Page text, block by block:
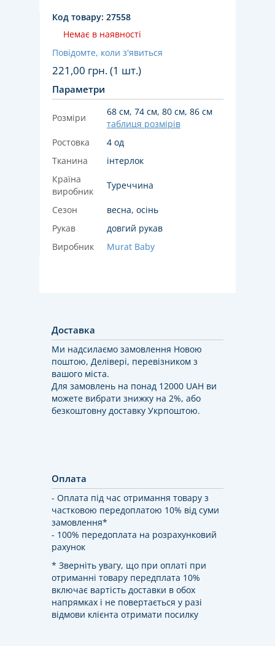
Код товару: 27558
Немає в наявності
Повідомте, коли з'явиться
221,00 грн. (1 шт.)
Параметри
Розміри
68 см, 74 см, 80 см, 86 см
таблиця розмірів
Ростовка
4 од
Тканина
інтерлок
Країна
виробник
Туреччина
Сезон
весна, осінь
Рукав
довгий рукав
Виробник
Murat Baby
Доставка
Ми надсилаємо замовлення Новою
поштою, Делівері, перевізником з
вашого міста.
Для замовлень на понад 12000 UAH ви
можете вибрати знижку на 2%, або
безкоштовну доставку Укрпоштою.
Оплата
- Оплата під час отримання товару з
частковою передоплатою 10% від суми
замовлення*
- 100% передоплата на розрахунковий
рахунок
* Зверніть увагу, що при оплаті при
отриманні товару передплата 10%
включає вартість доставки в обох
напрямках і не повертається у разі
відмови клієнта отримати посилку